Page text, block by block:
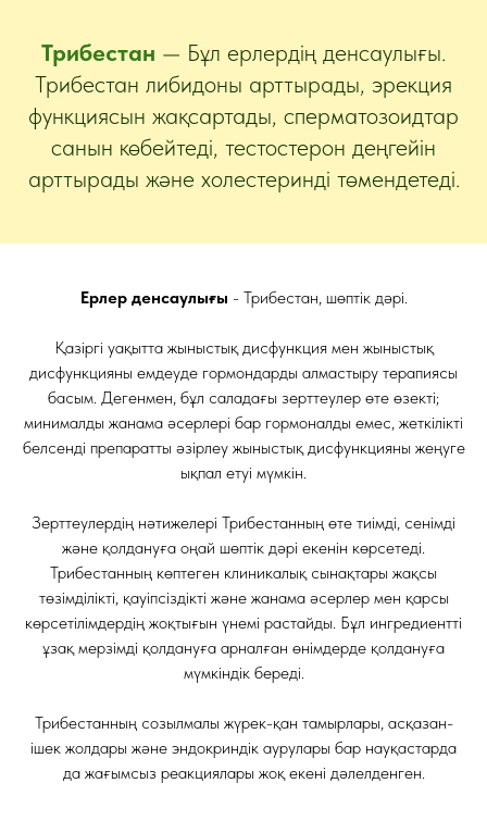
Трибестан — Бұл ерлердің денсаулығы.
Трибестан либидоны арттырады, эрекция
функциясын жақсартады, сперматозоидтар
санын көбейтеді, тестостерон деңгейін
арттырады және холестеринді төмендетеді.
Ерлер денсаулығы - Трибестан, шөптік дәрі.
Қазіргі уақытта жыныстық дисфункция мен жыныстық
дисфункцияны емдеуде гормондарды алмастыру терапиясы
басым. Дегенмен, бұл саладағы зерттеулер өте өзекті;
минималды жанама әсерлері бар гормоналды емес, жеткілікті
белсенді препаратты әзірлеу жыныстық дисфункцияны жеңуге
ықпал етуі мүмкін.
Зерттеулердің нәтижелері Трибестанның өте тиімді, сенімді
және қолдануға оңай шөптік дәрі екенін көрсетеді.
Трибестанның көптеген клиникалық сынақтары жақсы
төзімділікті, қауіпсіздікті және жанама әсерлер мен қарсы
көрсетілімдердің жоқтығын үнемі растайды. Бұл ингредиентті
ұзақ мерзімді қолдануға арналған өнімдерде қолдануға
мүмкіндік береді.
Трибестанның созылмалы жүрек-қан тамырлары, асқазан-
ішек жолдары және эндокриндік аурулары бар науқастарда
да жағымсыз реакциялары жоқ екені дәлелденген.